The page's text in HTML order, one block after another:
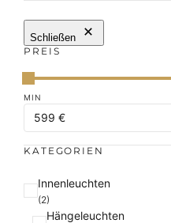
Schließen
PREIS
KATEGORIEN
K
a
Innenleuchten
(2)
Hängeleuchten